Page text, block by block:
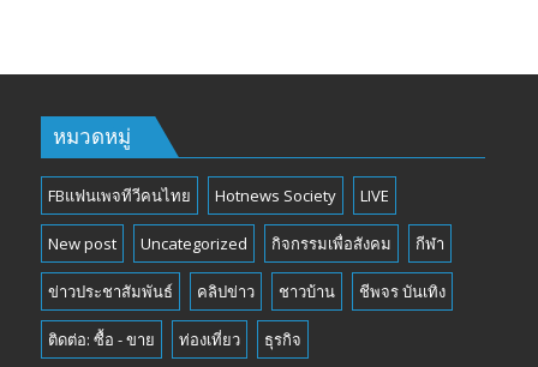
หมวดหมู่
FBแฟนเพจทีวีคนไทย Hotnews Society LIVE
New post Uncategorized กิจกรรมเพื่อสังคม กีฬา
ข่าวประชาสัมพันธ์ คลิปข่าว ชาวบ้าน ชีพจร บันเทิง
ติดต่อ: ซื้อ - ขาย ท่องเที่ยว ธุรกิจ